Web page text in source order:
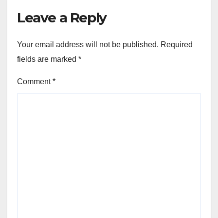
Leave a Reply
Your email address will not be published. Required
fields are marked *
Comment*